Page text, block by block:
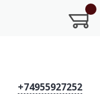
+74955927252